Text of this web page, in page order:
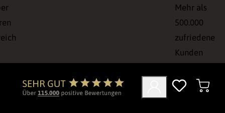
Mehr als
500.000
zufriedene
Kunden